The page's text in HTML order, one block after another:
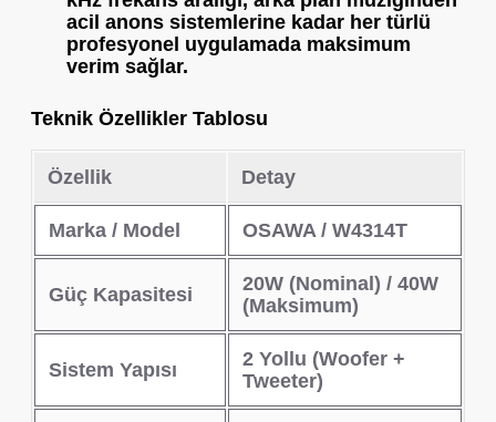
acil anons sistemlerine kadar her türlü
profesyonel uygulamada maksimum
verim sağlar.
Teknik Özellikler Tablosu
Özellik Detay
Marka / Model OSAWA / W4314T
Güç Kapasitesi
20W (Nominal) / 40W
(Maksimum)
Sistem Yapısı
2 Yollu (Woofer +
Tweeter)